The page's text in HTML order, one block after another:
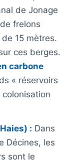
de Jonage
frelons
15 mètres.
ces berges.
carbone
« réservoirs
: Dans
Décines, les
sont le